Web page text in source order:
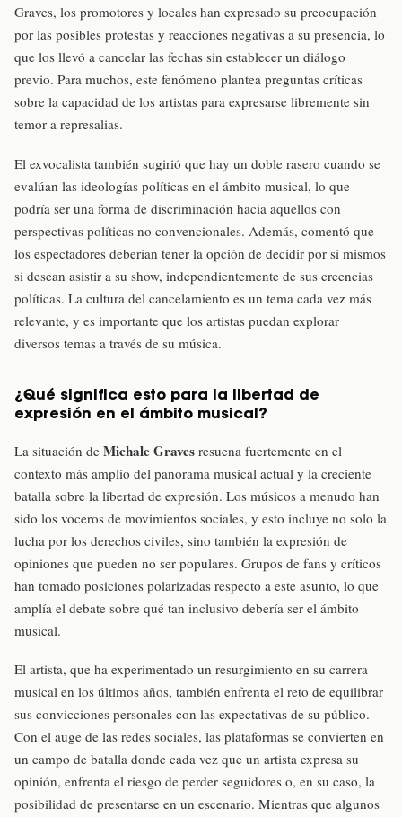
Graves, los promotores y locales han expresado su preocupación
por las posibles protestas y reacciones negativas a su presencia, lo
que los llevó a cancelar las fechas sin establecer un diálogo
previo. Para muchos, este fenómeno plantea preguntas críticas
sobre la capacidad de los artistas para expresarse libremente sin
temor a represalias.
El exvocalista también sugirió que hay un doble rasero cuando se
evalúan las ideologías políticas en el ámbito musical, lo que
podría ser una forma de discriminación hacia aquellos con
perspectivas políticas no convencionales. Además, comentó que
los espectadores deberían tener la opción de decidir por sí mismos
si desean asistir a su show, independientemente de sus creencias
políticas. La cultura del cancelamiento es un tema cada vez más
relevante, y es importante que los artistas puedan explorar
diversos temas a través de su música.
¿Qué significa esto para la libertad de
expresión en el ámbito musical?
La situación de Michale Graves resuena fuertemente en el
contexto más amplio del panorama musical actual y la creciente
batalla sobre la libertad de expresión. Los músicos a menudo han
sido los voceros de movimientos sociales, y esto incluye no solo la
lucha por los derechos civiles, sino también la expresión de
opiniones que pueden no ser populares. Grupos de fans y críticos
han tomado posiciones polarizadas respecto a este asunto, lo que
amplía el debate sobre qué tan inclusivo debería ser el ámbito
musical.
El artista, que ha experimentado un resurgimiento en su carrera
musical en los últimos años, también enfrenta el reto de equilibrar
sus convicciones personales con las expectativas de su público.
Con el auge de las redes sociales, las plataformas se convierten en
un campo de batalla donde cada vez que un artista expresa su
opinión, enfrenta el riesgo de perder seguidores o, en su caso, la
posibilidad de presentarse en un escenario. Mientras que algunos